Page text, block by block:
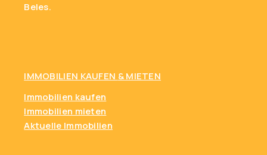
Beles.
IMMOBILIEN KAUFEN & MIETEN
Immobilien kaufen
Immobilien mieten
Aktuelle Immobilien